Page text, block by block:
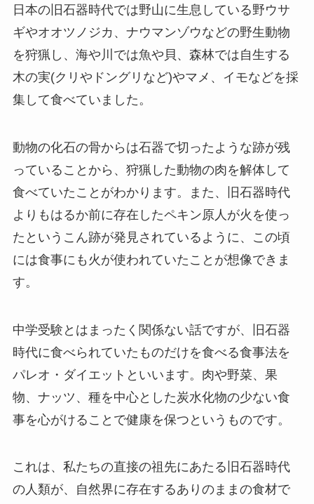
日本の旧石器時代では野山に生息している野ウサ
ギやオオツノジカ、ナウマンゾウなどの野生動物
を狩猟し、海や川では魚や貝、森林では自生する
木の実(クリやドングリなど)やマメ、イモなどを採
集して食べていました。
動物の化石の骨からは石器で切ったような跡が残
っていることから、狩猟した動物の肉を解体して
食べていたことがわかります。また、旧石器時代
よりもはるか前に存在したペキン原人が火を使っ
たというこん跡が発見されているように、この頃
には食事にも火が使われていたことが想像できま
す。
中学受験とはまったく関係ない話ですが、旧石器
時代に食べられていたものだけを食べる食事法を
パレオ・ダイエットといいます。肉や野菜、果
物、ナッツ、種を中心とした炭水化物の少ない食
事を心がけることで健康を保つというものです。
これは、私たちの直接の祖先にあたる旧石器時代
の人類が、自然界に存在するありのままの食材で